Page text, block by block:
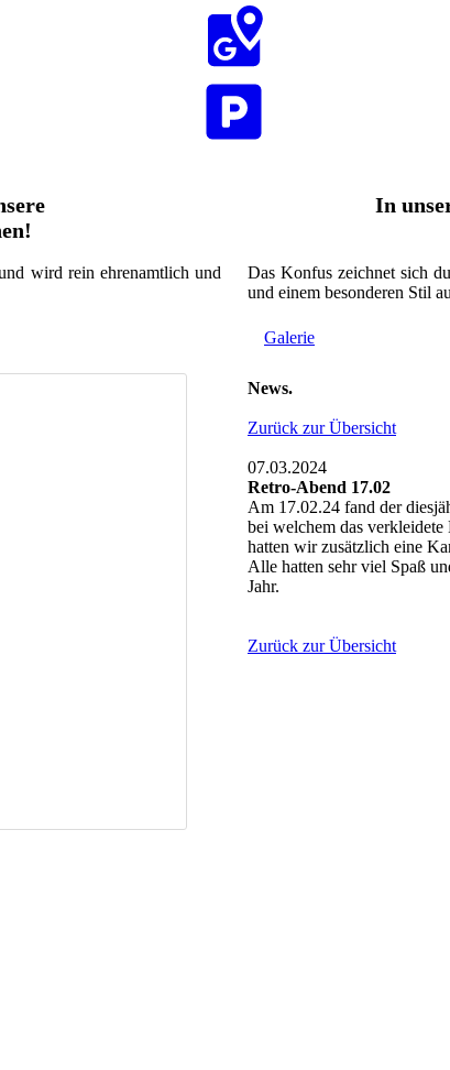
wird rein ehrenamtlich und
In
Das Konfus zeichnet sich
und einem besonderen Stil
Galerie
News.
Zurück zur Übersicht
07.03.2024
Retro-Abend 17.02
Am 17.02.24 fand der
bei welchem das
hatten wir zusätzlich eine
Alle hatten sehr viel Spaß
Jahr.
Zurück zur Übersicht